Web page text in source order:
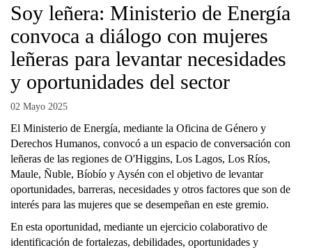
Soy leñera: Ministerio de Energía
convoca a diálogo con mujeres
leñeras para levantar necesidades
y oportunidades del sector
02 Mayo 2025
El Ministerio de Energía, mediante la Oficina de Género y
Derechos Humanos, convocó a un espacio de conversación con
leñeras de las regiones de O'Higgins, Los Lagos, Los Ríos,
Maule, Ñuble, Bíobío y Aysén con el objetivo de levantar
oportunidades, barreras, necesidades y otros factores que son de
interés para las mujeres que se desempeñan en este gremio.
En esta oportunidad, mediante un ejercicio colaborativo de
identificación de fortalezas, debilidades, oportunidades y